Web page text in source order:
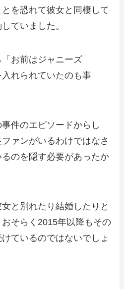
を恐れて彼女と同棲して
ていました。
お前はジャニーズ
れられていたのも事
件のエピソードからし
ァンがいるわけではなさ
のを隠す必要があったか
と別れたり結婚したりと
そらく2015年以降もその
ているのではないでしょ